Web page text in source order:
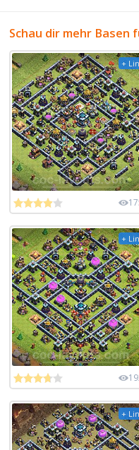
Schau dir mehr Basen
+
+
+